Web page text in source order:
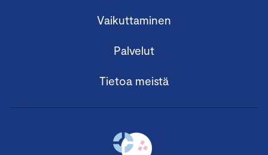
Vaikuttaminen
Palvelut
Tietoa meistä